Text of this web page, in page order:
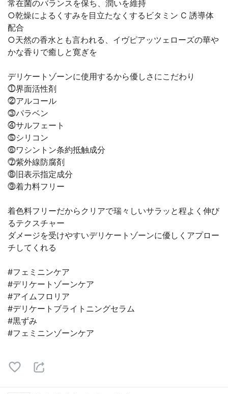
常在菌のバランスを保ち、潤いを維持
○乾燥によるくすみを目立たなくするビタミン C 誘導体
配合
○天然の香水とも言われる、イヴピアッツェローズの華や
かな香りで癒しと寛ぎを
デリケートゾーンに使用するから優しさにこだわり
⓵界面活性剤
⓶アルコール
⓷パラベン
⓸サルフェート
⓹シリコン
⓺ワシントン条約抵触成分
⓻紫外線防腐剤
⓼旧表示指定成分
⓽着力料フリー
着色料フリーだからクリアで瑞々しいサラッと程よく伸び
るテクスチャー
ダメージを受けやすいデリケートゾーンに優しくアプロー
チしてくれる
#フェミニンケア
#デリケートゾーンケア
#アイムフロリア
#デリケートブライトニングセラム
#黒ずみ
#フェミニンゾーンケア